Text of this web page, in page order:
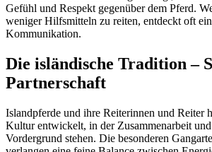
Gefühl und Respekt gegenüber dem Pferd.
weniger Hilfsmitteln zu reiten, entdeckt oft
Kommunikation.
Die isländische Tradition –
Partnerschaft
Islandpferde und ihre Reiterinnen und Reiter
Kultur entwickelt, in der Zusammenarbeit
Vordergrund stehen. Die besonderen